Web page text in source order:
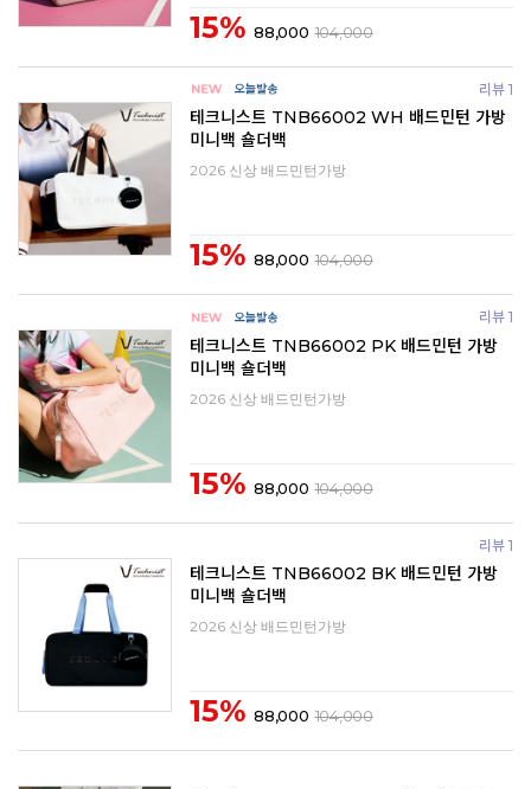
15% 88,000 104,000
리뷰 1
테크니스트 TNB66002 WH 배드민턴 가방
미니백 숄더백
2026 신상 배드민턴가방
15% 88,000 104,000
리뷰 1
테크니스트 TNB66002 PK 배드민턴 가방
미니백 숄더백
2026 신상 배드민턴가방
15% 88,000 104,000
리뷰 1
테크니스트 TNB66002 BK 배드민턴 가방
미니백 숄더백
2026 신상 배드민턴가방
15% 88,000 104,000